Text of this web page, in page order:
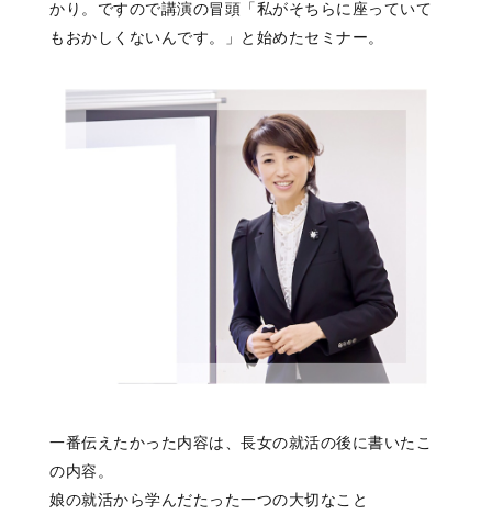
かり。ですので講演の冒頭「私がそちらに座っていて
もおかしくないんです。」と始めたセミナー。
一番伝えたかった内容は、長女の就活の後に書いたこ
の内容。
娘の就活から学んだたった一つの大切なこと